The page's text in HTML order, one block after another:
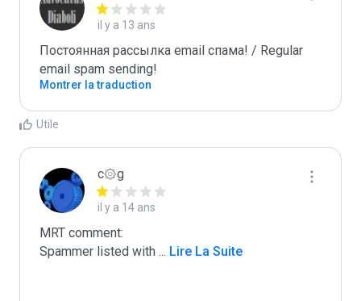
il y a 13 ans
Постоянная рассылка email спама! / Regular
email spam sending!
Montrer la traduction
Utile
c۞g
il y a 14 ans
MRT comment:
Spammer listed with ... Lire La Suite